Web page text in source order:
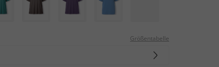
Größentabelle